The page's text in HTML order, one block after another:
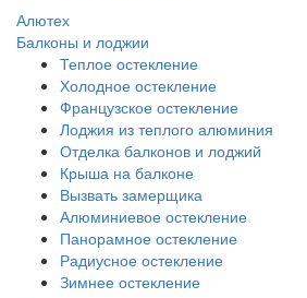
Алютех
Балконы и лоджии
Теплое остекление
Холодное остекление
Французское остекление
Лоджия из теплого алюминия
Отделка балконов и лоджий
Крыша на балконе
Вызвать замерщика
Алюминиевое остекление
Панорамное остекление
Радиусное остекление
Зимнее остекление